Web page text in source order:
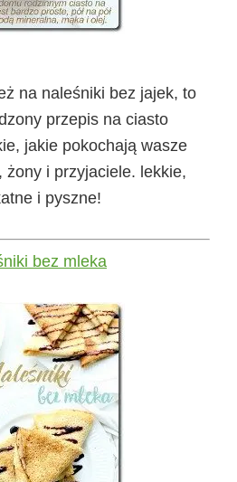
na naleśniki bez jajek, to
przepis na ciasto
jakie pokochają wasze
żony i przyjaciele. lekkie,
i pyszne!
bez mleka